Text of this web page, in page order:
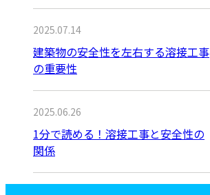
2025.07.14
建築物の安全性を左右する溶接工事
の重要性
2025.06.26
1分で読める！溶接工事と安全性の
関係